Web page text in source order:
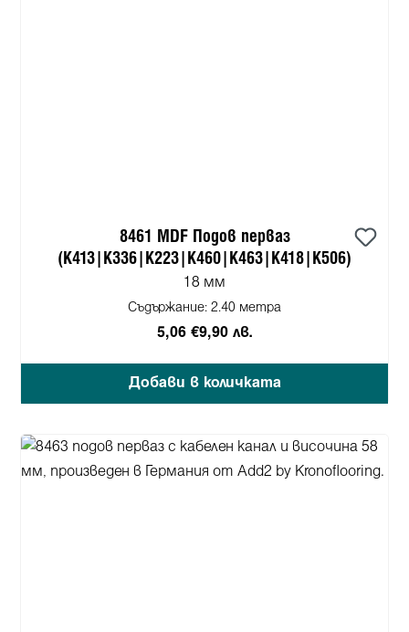
8461 MDF Подов перваз
(K413|K336|K223|K460|K463|K418|K506)
18 мм
Съдържание: 2.40 метра
5,06 €9,90 лв.
Добави в количката